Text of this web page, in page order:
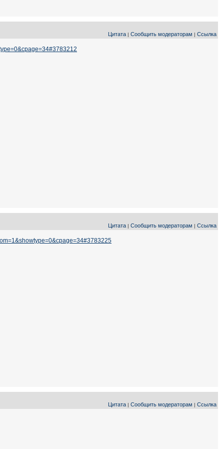
Цитата Сообщить модераторам Ссылка
Цитата Сообщить модераторам Ссылка
Цитата Сообщить модераторам Ссылка